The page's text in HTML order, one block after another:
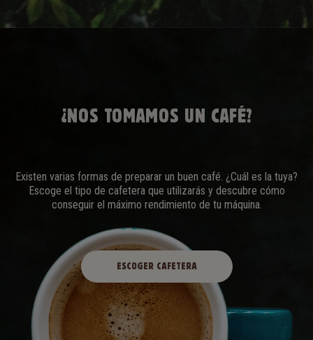
¿NOS TOMAMOS UN CAFÉ?
Existen varias formas de preparar un buen café. ¿Cuál es la tuya?
Escoge el tipo de cafetera que utilizarás y descubre cómo
conseguir el máximo rendimiento de tu máquina.
ESCOGER CAFETERA